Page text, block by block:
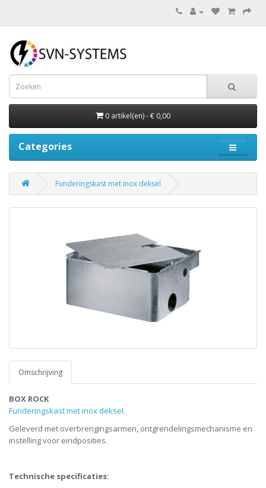
0 artikel(en) - € 0,00
Categories
Funderingskast met inox deksel
Omschrijving
BOX ROCK
Funderingskast met inox deksel.
Geleverd met overbrengingsarmen, ontgrendelingsmechanisme en
instelling voor eindposities.
Technische specificaties: